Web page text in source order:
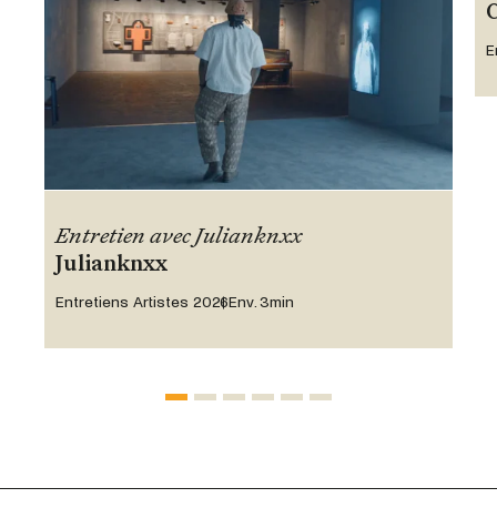
Entretien avec Julianknxx
Julianknxx
Entretiens Artistes 2026Env. 3min